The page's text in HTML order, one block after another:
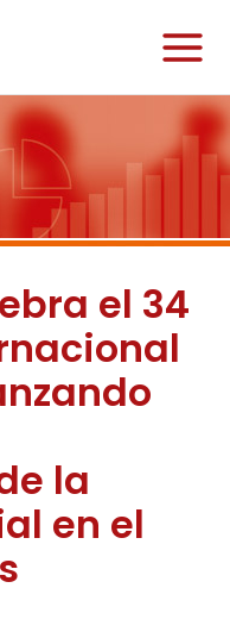
el 34
la
en el